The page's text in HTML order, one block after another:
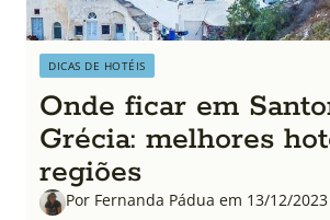
DICAS DE HOTÉIS
Onde ficar em
Grécia: melhores
regiões
Por Fernanda Pádua em 13/12/2023